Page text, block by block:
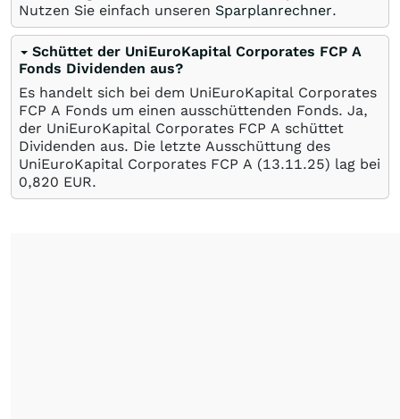
Nutzen Sie einfach unseren Sparplanrechner.
Schüttet der UniEuroKapital Corporates FCP A
Fonds Dividenden aus?
Es handelt sich bei dem UniEuroKapital Corporates
FCP A Fonds um einen ausschüttenden Fonds. Ja,
der UniEuroKapital Corporates FCP A schüttet
Dividenden aus. Die letzte Ausschüttung des
UniEuroKapital Corporates FCP A (13.11.25) lag bei
0,820 EUR.